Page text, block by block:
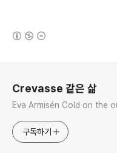
Crevasse 같은 삶
구독하기